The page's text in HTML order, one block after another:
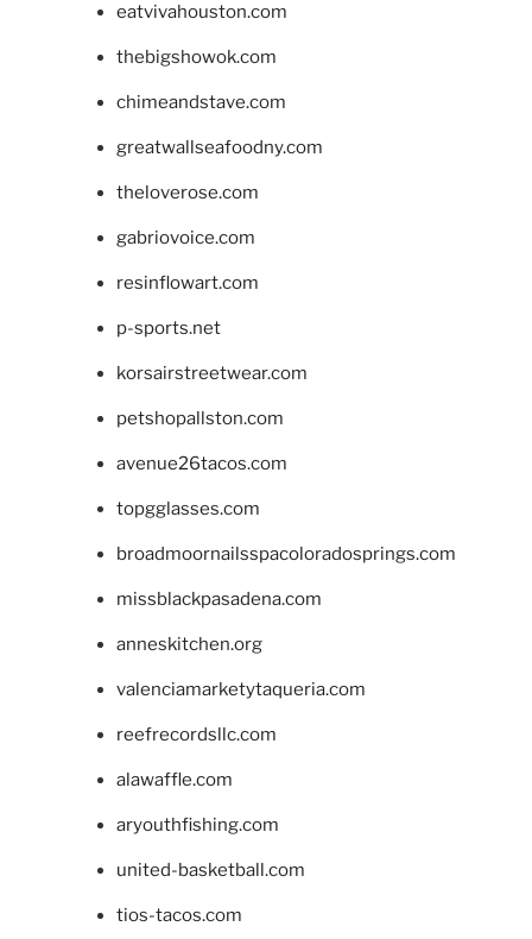
eatvivahouston.com
thebigshowok.com
chimeandstave.com
greatwallseafoodny.com
theloverose.com
gabriovoice.com
resinflowart.com
p-sports.net
korsairstreetwear.com
petshopallston.com
avenue26tacos.com
topgglasses.com
broadmoornailsspacoloradosprings.com
missblackpasadena.com
anneskitchen.org
valenciamarketytaqueria.com
reefrecordsllc.com
alawaffle.com
aryouthfishing.com
united-basketball.com
tios-tacos.com